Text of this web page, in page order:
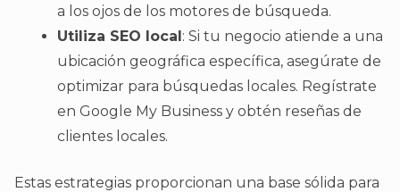
a los ojos de los motores de búsqueda.
Utiliza SEO local: Si tu negocio atiende a una
ubicación geográfica específica, asegúrate de
optimizar para búsquedas locales. Regístrate
en Google My Business y obtén reseñas de
clientes locales.
Estas estrategias proporcionan una base sólida para